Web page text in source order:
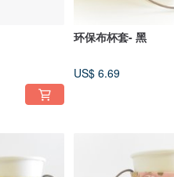
环保布杯套- 黑
US$ 6.69